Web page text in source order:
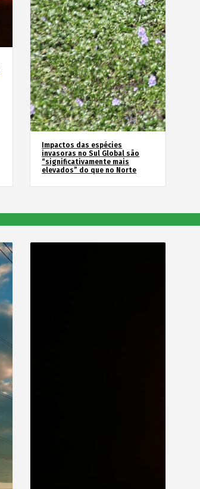
Impactos das espécies
invasoras no Sul Global são
“significativamente mais
elevados” do que no Norte